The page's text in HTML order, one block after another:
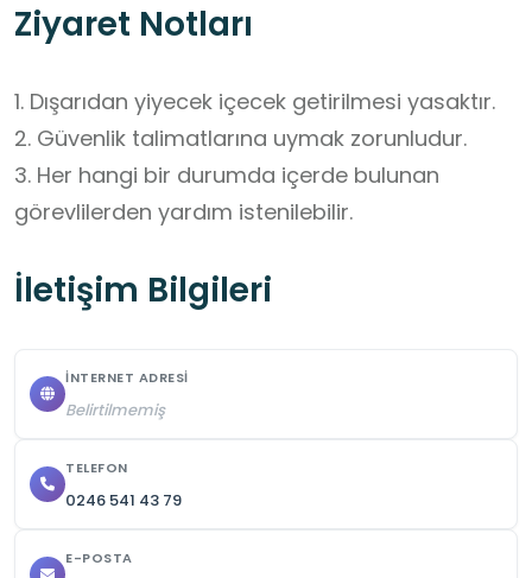
Ziyaret Notları
1. Dışarıdan yiyecek içecek getirilmesi yasaktır.
2. Güvenlik talimatlarına uymak zorunludur.
3. Her hangi bir durumda içerde bulunan
görevlilerden yardım istenilebilir.
İletişim Bilgileri
İNTERNET ADRESI
Belirtilmemiş
TELEFON
0246 541 43 79
E-POSTA